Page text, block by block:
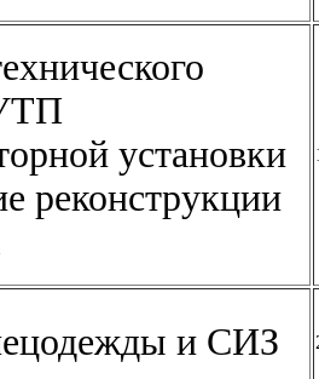
установки
реконструкции
и СИЗ